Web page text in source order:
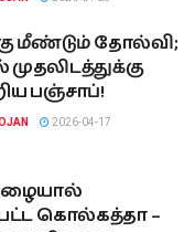
மீண்டும் தோல்வி;
முதலிடத்துக்கு
பஞ்சாப்!
2026-04-17
மழையால்
கொல்கத்தா –